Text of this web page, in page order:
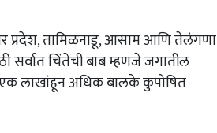
प्रदेश, तामिळनाडू, आसाम आणि तेलंगणा
सर्वात चिंतेची बाब म्हणजे जगातील
एक लाखांहून अधिक बालके कुपोषित